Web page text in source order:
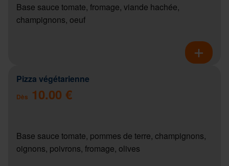
Base sauce tomate, fromage, viande hachée,
champignons, oeuf
Pizza végétarienne
Dès 10.00 €
Base sauce tomate, pommes de terre, champignons,
oignons, poivrons, fromage, olives